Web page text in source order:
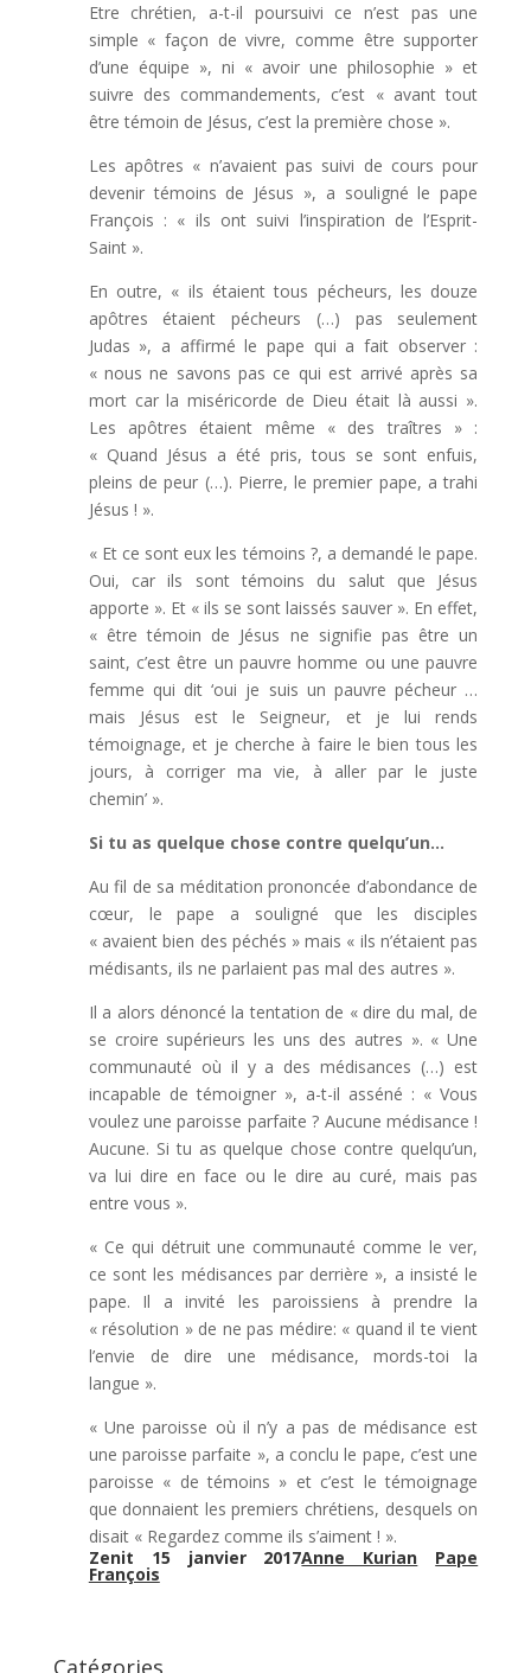
Etre chrétien, a-t-il poursuivi ce n’est pas une
simple « façon de vivre, comme être supporter
d’une équipe », ni « avoir une philosophie » et
suivre des commandements, c’est « avant tout
être témoin de Jésus, c’est la première chose ».
Les apôtres « n’avaient pas suivi de cours pour
devenir témoins de Jésus », a souligné le pape
François : « ils ont suivi l’inspiration de l’Esprit-
Saint ».
En outre, « ils étaient tous pécheurs, les douze
apôtres étaient pécheurs (…) pas seulement
Judas », a affirmé le pape qui a fait observer :
« nous ne savons pas ce qui est arrivé après sa
mort car la miséricorde de Dieu était là aussi ».
Les apôtres étaient même « des traîtres » :
« Quand Jésus a été pris, tous se sont enfuis,
pleins de peur (…). Pierre, le premier pape, a trahi
Jésus ! ».
« Et ce sont eux les témoins ?, a demandé le pape.
Oui, car ils sont témoins du salut que Jésus
apporte ». Et « ils se sont laissés sauver ». En effet,
« être témoin de Jésus ne signifie pas être un
saint, c’est être un pauvre homme ou une pauvre
femme qui dit ‘oui je suis un pauvre pécheur …
mais Jésus est le Seigneur, et je lui rends
témoignage, et je cherche à faire le bien tous les
jours, à corriger ma vie, à aller par le juste
chemin’ ».
Si tu as quelque chose contre quelqu’un…
Au fil de sa méditation prononcée d’abondance de
cœur, le pape a souligné que les disciples
« avaient bien des péchés » mais « ils n’étaient pas
médisants, ils ne parlaient pas mal des autres ».
Il a alors dénoncé la tentation de « dire du mal, de
se croire supérieurs les uns des autres ». « Une
communauté où il y a des médisances (…) est
incapable de témoigner », a-t-il asséné : « Vous
voulez une paroisse parfaite ? Aucune médisance !
Aucune. Si tu as quelque chose contre quelqu’un,
va lui dire en face ou le dire au curé, mais pas
entre vous ».
« Ce qui détruit une communauté comme le ver,
ce sont les médisances par derrière », a insisté le
pape. Il a invité les paroissiens à prendre la
« résolution » de ne pas médire: « quand il te vient
l’envie de dire une médisance, mords-toi la
langue ».
« Une paroisse où il n’y a pas de médisance est
une paroisse parfaite », a conclu le pape, c’est une
paroisse « de témoins » et c’est le témoignage
que donnaient les premiers chrétiens, desquels on
disait « Regardez comme ils s’aiment ! ».
Zenit 15 janvier 2017Anne Kurian Pape
François